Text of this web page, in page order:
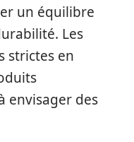
un équilibre
Les
strictes en
envisager des